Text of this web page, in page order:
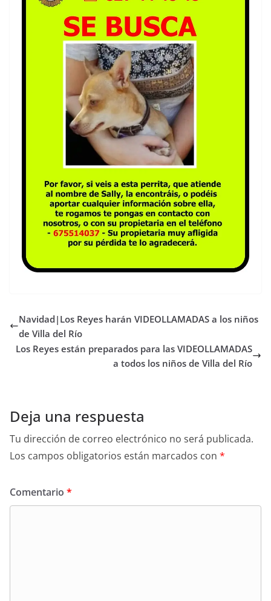
Navidad|Los Reyes harán VIDEOLLAMADAS a los niños
de Villa del Río
Los Reyes están preparados para las VIDEOLLAMADAS
a todos los niños de Villa del Río
Deja una respuesta
Tu dirección de correo electrónico no será publicada.
Los campos obligatorios están marcados con *
Comentario *